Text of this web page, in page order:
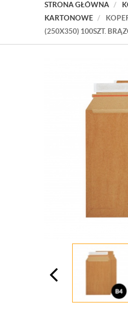
STRONA GŁÓWNA
KARTONOWE
(250X350) 100SZT.